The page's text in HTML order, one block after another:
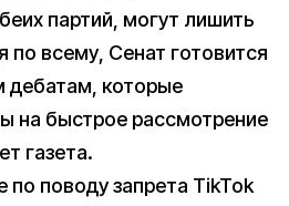
партий, могут лишить
по всему, Сенат готовится
дебатам, которые
на быстрое рассмотрение
газета.
поводу запрета TikTok